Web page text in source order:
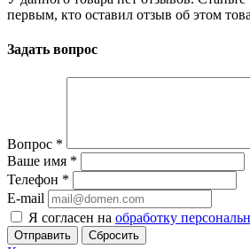
первым, кто оставил отзыв об этом
Задать вопрос
Вопрос *
Ваше имя *
Телефон *
E-mail
Я согласен на обработку
Сбросить